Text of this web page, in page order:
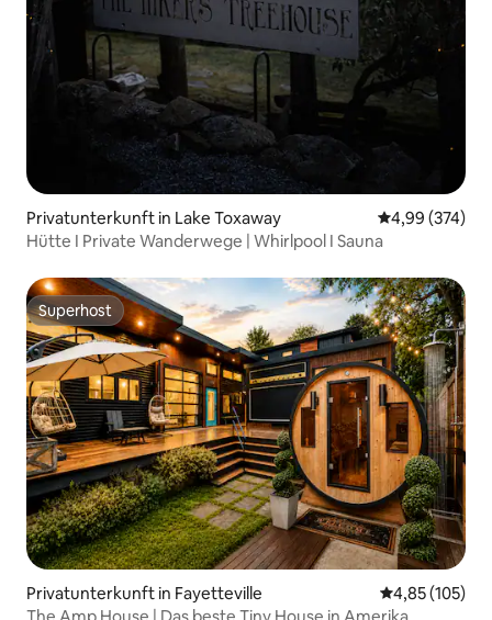
Privatunterkunft in Lake Toxaway
4,99 (374)
Hütte I Private Wanderwege | Whirlpool I Sauna
Superhost
Superhost
Privatunterkunft in Fayetteville
4,85 (105)